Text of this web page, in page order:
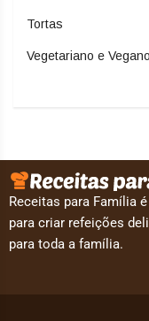
Tortas
Vegetariano e Vegano
Receitas para Família
para criar refeições
para toda a família.